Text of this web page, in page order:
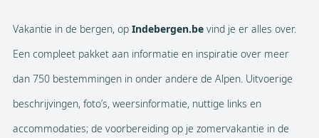
Vakantie in de bergen, op Indebergen.be vind je er alles over.
Een compleet pakket aan informatie en inspiratie over meer
dan 750 bestemmingen in onder andere de Alpen. Uitvoerige
beschrijvingen, foto’s, weersinformatie, nuttige links en
accommodaties; de voorbereiding op je zomervakantie in de